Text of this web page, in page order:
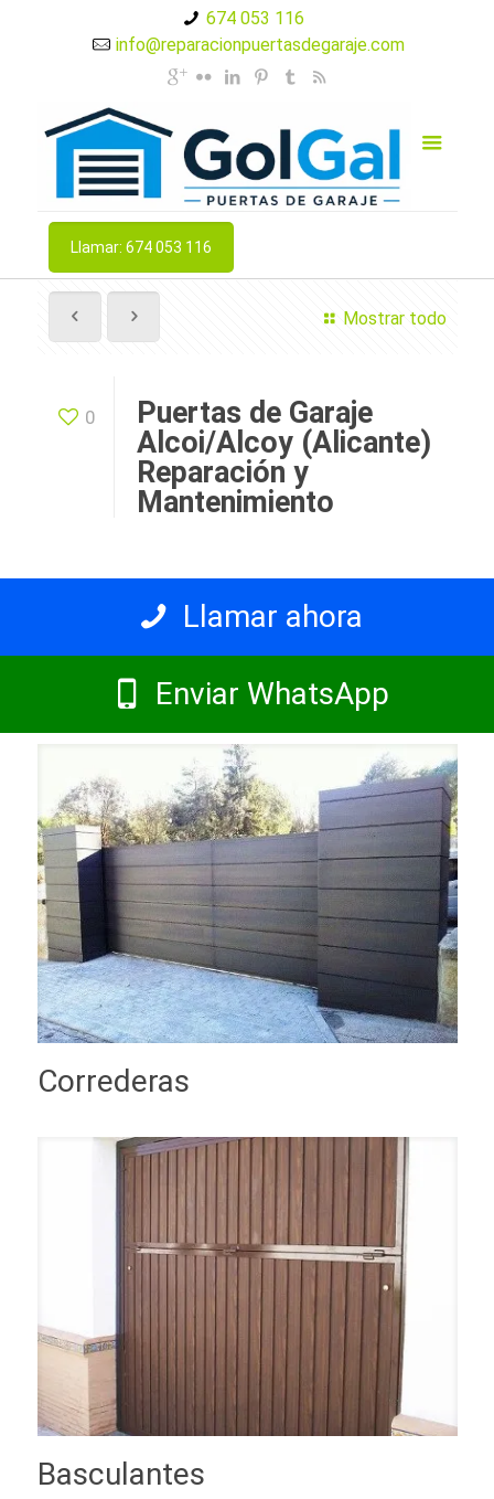
674 053 116
info@reparacionpuertasdegaraje.com
Llamar: 674 053 116
Mostrar todo
0
Puertas de Garaje
Alcoi/Alcoy (Alicante)
Reparación y
Mantenimiento
Llamar ahora
Enviar WhatsApp
Correderas
Basculantes